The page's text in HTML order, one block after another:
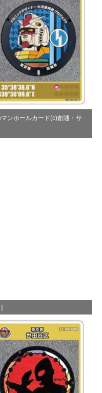
ンホールカード(c)創通・サ